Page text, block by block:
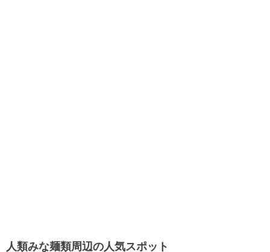
人類みな麺類周辺の人気スポット